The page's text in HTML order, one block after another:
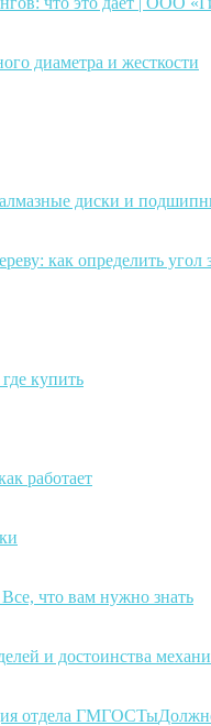
диаметра и жесткости
диски и
как определить
купить
работает
что вам нужно знать
и достоинства
отдела ГМГОСТы